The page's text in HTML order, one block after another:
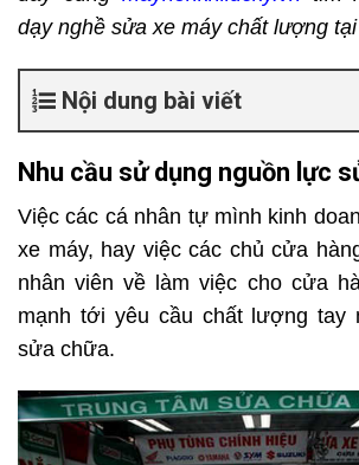
dạy nghề sửa xe máy chất lượng
Nội dung bài viết
Nhu cầu sử dụng nguồn lực
Việc các cá nhân tự mình kinh
xe máy, hay việc các chủ cửa
nhân viên về làm việc cho cửa
mạnh tới yêu cầu chất lượng tay
sửa chữa.